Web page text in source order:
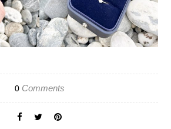
0Comments